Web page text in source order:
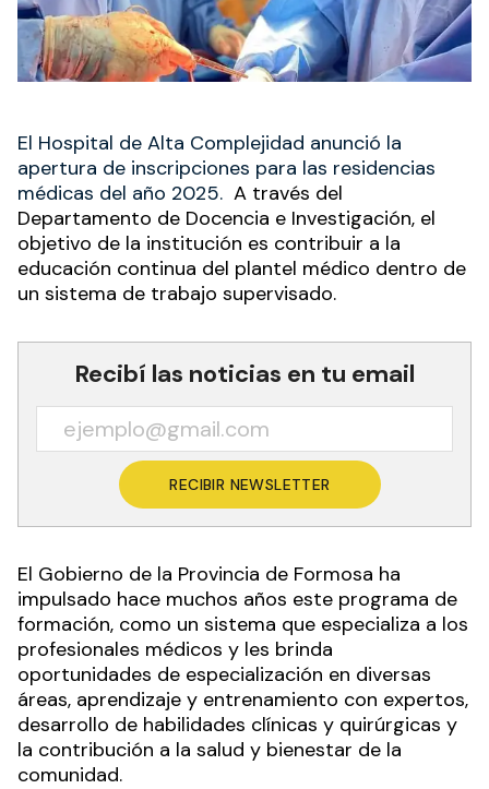
El Hospital de Alta Complejidad anunció la
apertura de inscripciones para las residencias
médicas del año 2025. A través del
Departamento de Docencia e Investigación, el
objetivo de la institución es contribuir a la
educación continua del plantel médico dentro de
un sistema de trabajo supervisado.
Recibí las noticias en tu email
RECIBIR NEWSLETTER
El Gobierno de la Provincia de Formosa ha
impulsado hace muchos años este programa de
formación, como un sistema que especializa a los
profesionales médicos y les brinda
oportunidades de especialización en diversas
áreas, aprendizaje y entrenamiento con expertos,
desarrollo de habilidades clínicas y quirúrgicas y
la contribución a la salud y bienestar de la
comunidad.